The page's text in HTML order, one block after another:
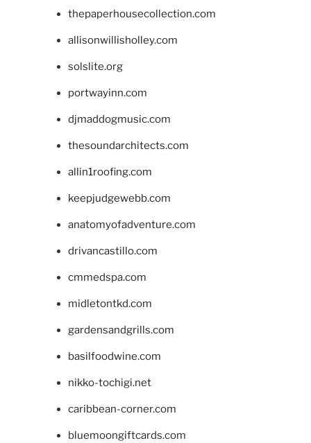
thepaperhousecollection.com
allisonwillisholley.com
solslite.org
portwayinn.com
djmaddogmusic.com
thesoundarchitects.com
allin1roofing.com
keepjudgewebb.com
anatomyofadventure.com
drivancastillo.com
cmmedspa.com
midletontkd.com
gardensandgrills.com
basilfoodwine.com
nikko-tochigi.net
caribbean-corner.com
bluemoongiftcards.com